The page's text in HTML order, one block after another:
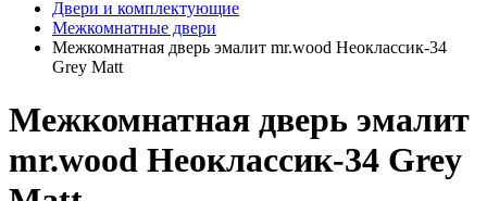
Двери и комплектующие
Межкомнатные двери
Межкомнатная дверь эмалит mr.wood Неоклассик-34
Grey Matt
Межкомнатная дверь эмалит
mr.wood Неоклассик-34 Grey